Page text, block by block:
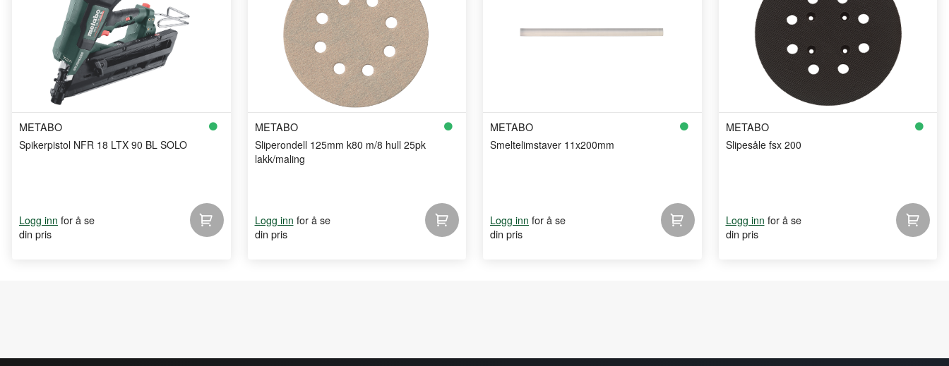
METABO
Spikerpistol NFR 18 LTX 90 BL SOLO
Logg inn for å se
din pris
METABO
Sliperondell 125mm k80 m/8 hull 25pk
lakk/maling
Logg inn for å se
din pris
METABO
Smeltelimstaver 11x200mm
Logg inn for å se
din pris
METABO
Slipesåle fsx 200
Logg inn for å se
din pris